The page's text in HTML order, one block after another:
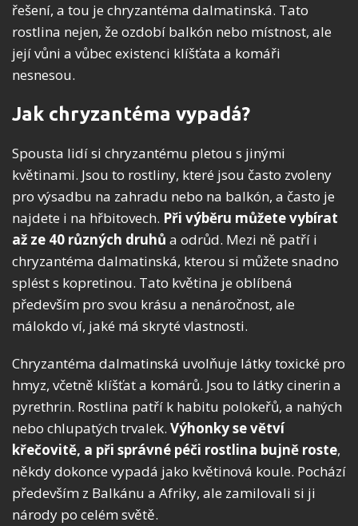
řešení, a tou je chryzantéma dalmatinská. Tato
rostlina nejen, že ozdobí balkón nebo místnost, ale
její vůni a vůbec existenci klíšťata a komáři
nesnesou.
Jak chryzantéma vypadá?
Spousta lidí si chryzantému pletou s jinými
květinami. Jsou to rostliny, které jsou často zvoleny
pro výsadbu na zahradu nebo na balkón, a často je
najdete i na hřbitovech. Při výběru můžete vybírat
až ze 40 různých druhů a odrůd. Mezi ně patří i
chryzantéma dalmatinská, kterou si můžete snadno
splést s kopretinou. Tato květina je oblíbená
především pro svou krásu a nenáročnost, ale
málokdo ví, jaké má skryté vlastnosti.
Chryzantéma dalmatinská uvolňuje látky toxické pro
hmyz, včetně klíšťat a komárů. Jsou to látky cinerin a
pyrethrin. Rostlina patří k habitu polokeřů, a nahých
nebo chlupatých trvalek. Výhonky se větví
křečovitě, a při správné péči rostlina bujně roste,
někdy dokonce vypadá jako květinová koule. Pochází
především z Balkánu a Afriky, ale zamilovali si ji
národy po celém světě.